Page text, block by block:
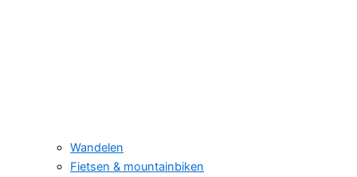
Wandelen
Fietsen & mountainbiken